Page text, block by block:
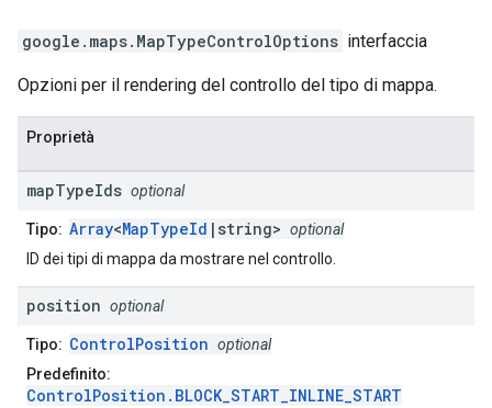
google.maps. MapTypeControlOptions interfaccia
Opzioni per il rendering del controllo del tipo di mappa.
Proprietà
mapTypeIds optional
Tipo: Array<MapTypeId |string> optional
ID dei tipi di mappa da mostrare nel controllo.
position optional
Tipo: ControlPosition optional
Predefinito:
ControlPosition.BLOCK_START_INLINE_START